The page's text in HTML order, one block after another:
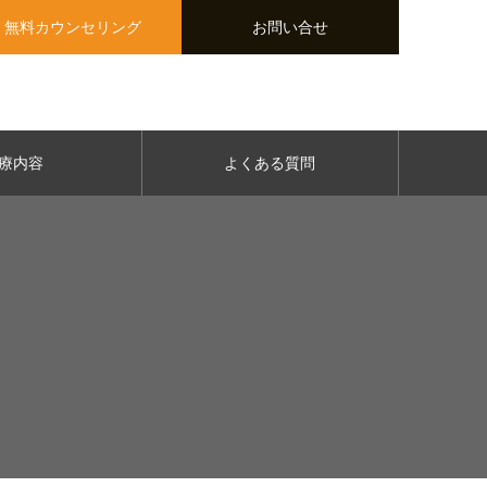
無料カウンセリング お問い合せ
内容 よくある質問